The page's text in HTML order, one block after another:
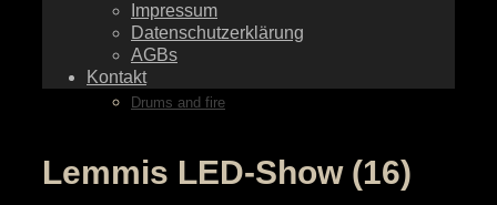
Drums and fire
Impressum
Datenschutzerklärung
AGBs
Kontakt
Lemmis LED-Show (16)